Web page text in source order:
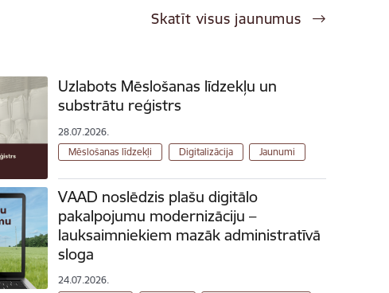
Skatīt visus jaunumus
Uzlabots Mēslošanas līdzekļu un
substrātu reģistrs
28.07.2026.
Mēslošanas līdzekļi
Digitalizācija Jaunumi
VAAD noslēdzis plašu digitālo
pakalpojumu modernizāciju –
lauksaimniekiem mazāk administratīvā
sloga
24.07.2026.